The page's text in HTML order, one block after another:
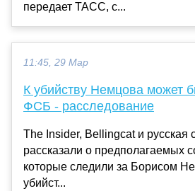
передает ТАСС, с...
11:45, 29 Мар
К убийству Немцова может
ФСБ - расследование
The Insider, Bellingcat и русская
рассказали о предполагаемых
которые следили за Борисом
убийст...